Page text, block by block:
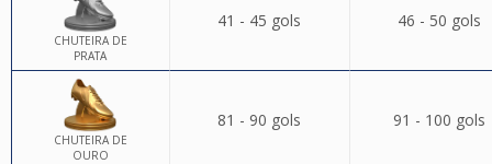
CHUTEIRA DE
PRATA
41 - 45 gols 46 - 50 gols
CHUTEIRA DE
OURO
81 - 90 gols 91 - 100 gols